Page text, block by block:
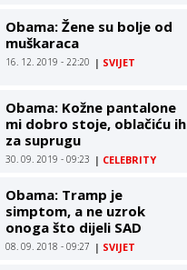
Obama: Žene su bolje od
muškaraca
16. 12. 2019 - 22:20 | SVIJET
Obama: Kožne pantalone
mi dobro stoje, oblačiću ih
za suprugu
30. 09. 2019 - 09:23 | CELEBRITY
Obama: Tramp je
simptom, a ne uzrok
onoga što dijeli SAD
08. 09. 2018 - 09:27 | SVIJET